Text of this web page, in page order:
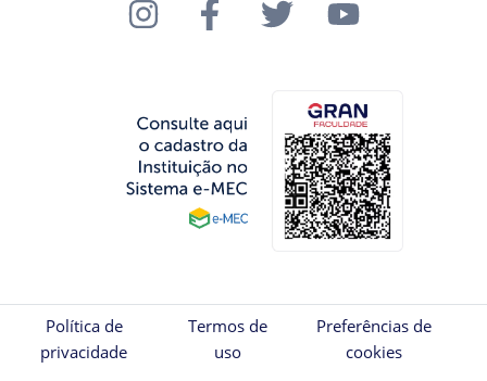
Política de
privacidade
Termos de
uso
Preferências de
cookies